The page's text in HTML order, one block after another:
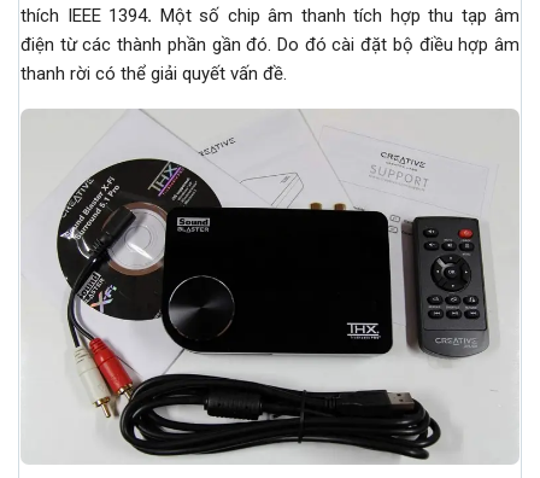
thích IEEE 1394. Một số chip âm thanh tích hợp thu tạp âm
điện từ các thành phần gần đó. Do đó cài đặt bộ điều hợp âm
thanh rời có thể giải quyết vấn đề.